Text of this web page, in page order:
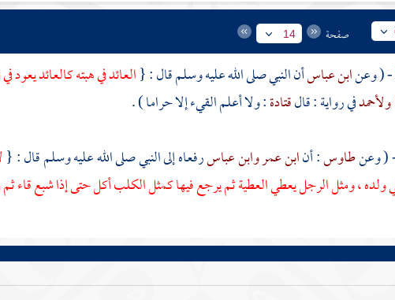
صفحة 14
ابن عباسأن النبي صلى الله عليه وسلم قال : {العائد في هبته كالعائد يعود في
ولأحمدفي رواية : قالقتادة: ولا أعلم القيء إلا حراما ) .
طاوس: أنابن عمروابن عباسرفعاه إلى النبي صلى الله عليه وسلم قال : {
ولده ، ومثل الرجل يعطي العطية ثم يرجع فيها كمثل الكلب أكل حتى إذا شبع قاء